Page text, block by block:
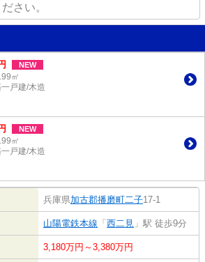
さい。
NEW
㎡
戸建/木造
NEW
㎡
戸建/木造
兵庫県加古郡播磨町二子17-1
山陽電鉄本線 「 西二見 」駅 徒歩9分
3,180万円～3,380万円